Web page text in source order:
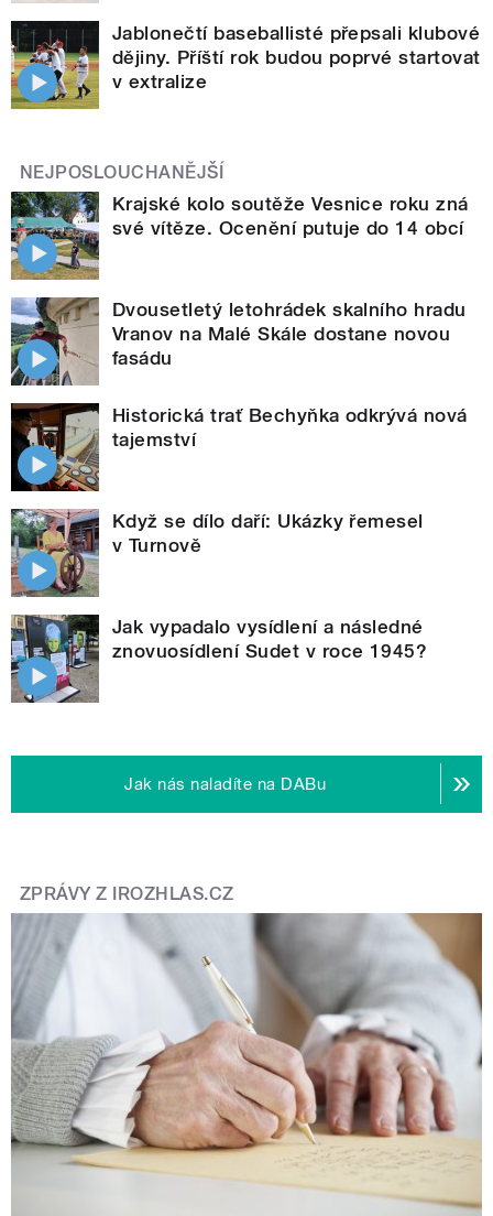
Jablonečtí baseballisté přepsali klubové
dějiny. Příští rok budou poprvé startovat
v extralize
NEJPOSLOUCHANĚJŠÍ
Krajské kolo soutěže Vesnice roku zná
své vítěze. Ocenění putuje do 14 obcí
Dvousetletý letohrádek skalního hradu
Vranov na Malé Skále dostane novou
fasádu
Historická trať Bechyňka odkrývá nová
tajemství
Když se dílo daří: Ukázky řemesel
v Turnově
Jak vypadalo vysídlení a následné
znovuosídlení Sudet v roce 1945?
Jak nás naladíte na DABu
ZPRÁVY Z IROZHLAS.CZ